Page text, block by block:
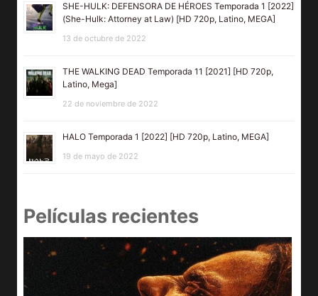
SHE-HULK: DEFENSORA DE HÉROES Temporada 1 [2022]
(She-Hulk: Attorney at Law) [HD 720p, Latino, MEGA]
13 de octubre de 2022
THE WALKING DEAD Temporada 11 [2021] [HD 720p,
Latino, Mega]
22 de noviembre de 2022
HALO Temporada 1 [2022] [HD 720p, Latino, MEGA]
19 de mayo de 2022
Películas recientes